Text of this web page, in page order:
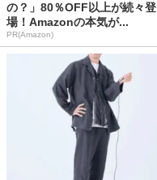
の？」80％OFF以上が続々登
場！Amazonの本気が...
PR(Amazon)